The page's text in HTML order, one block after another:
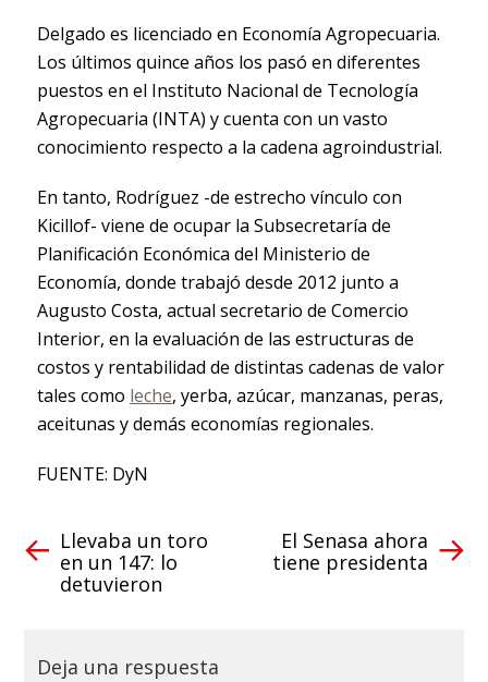
Delgado es licenciado en Economía Agropecuaria.
Los últimos quince años los pasó en diferentes
puestos en el Instituto Nacional de Tecnología
Agropecuaria (INTA) y cuenta con un vasto
conocimiento respecto a la cadena agroindustrial.
En tanto, Rodríguez -de estrecho vínculo con
Kicillof- viene de ocupar la Subsecretaría de
Planificación Económica del Ministerio de
Economía, donde trabajó desde 2012 junto a
Augusto Costa, actual secretario de Comercio
Interior, en la evaluación de las estructuras de
costos y rentabilidad de distintas cadenas de valor
tales como leche, yerba, azúcar, manzanas, peras,
aceitunas y demás economías regionales.
FUENTE: DyN
Llevaba un toro
en un 147: lo
detuvieron
El Senasa ahora
tiene presidenta
Deja una respuesta